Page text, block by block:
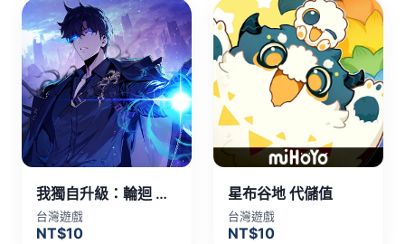
我獨自升級：輪迴 代儲值
台灣遊戲
NT$10
星布谷地 代儲值
台灣遊戲
NT$10